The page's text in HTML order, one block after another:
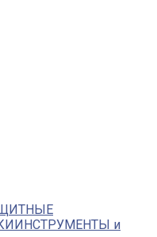
ИНСТРУМЕНТЫ и